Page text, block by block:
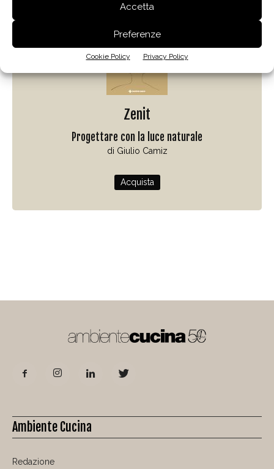
Accetta
Preferenze
Cookie Policy Privacy Policy
Zenit
Progettare con la luce naturale
di Giulio Camiz
Acquista
Ambiente Cucina
Redazione